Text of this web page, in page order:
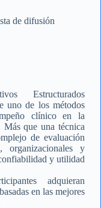
de difusión
Estructurados
uno de los métodos
clínico en la
Más que una técnica
de evaluación
organizacionales y
y utilidad
adquieran
en las mejores